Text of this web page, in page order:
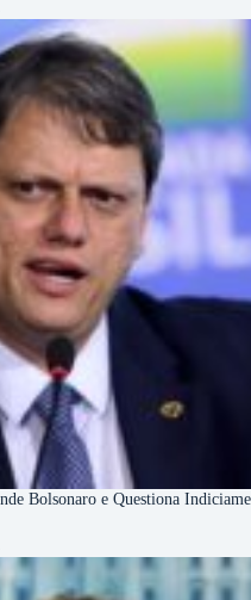
Bolsonaro e Questiona